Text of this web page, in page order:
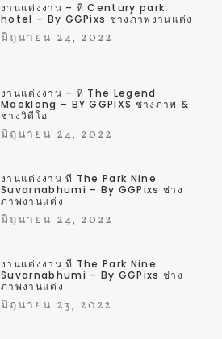
งานแต่งงาน – ที่ Century park
hotel – By GGPixs ช่างภาพงานแต่ง
มิถุนายน 24, 2022
งานแต่งงาน – ที่ The Legend
Maeklong – BY GGPIXS ช่างภาพ &
ช่างวิดีโอ
มิถุนายน 24, 2022
งานแต่งงาน ที่ The Park Nine
Suvarnabhumi – By GGPixs ช่าง
ภาพงานแต่ง
มิถุนายน 24, 2022
งานแต่งงาน ที่ The Park Nine
Suvarnabhumi – By GGPixs ช่าง
ภาพงานแต่ง
มิถุนายน 23, 2022